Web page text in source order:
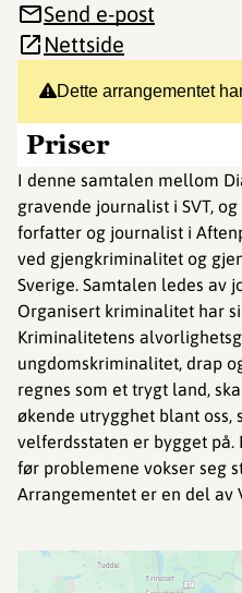
Dette arrangementet
Priser
I denne samtalen mellom
gravende journalist i SVT,
forfatter og journalist i
ved gjengkriminalitet og
Sverige. Samtalen ledes av
Organisert kriminalitet har
Kriminalitetens
ungdomskriminalitet, drap
regnes som et trygt land,
økende utrygghet blant
velferdsstaten er bygget
før problemene vokser seg
Arrangementet er en del av
Send e-post
Nettside